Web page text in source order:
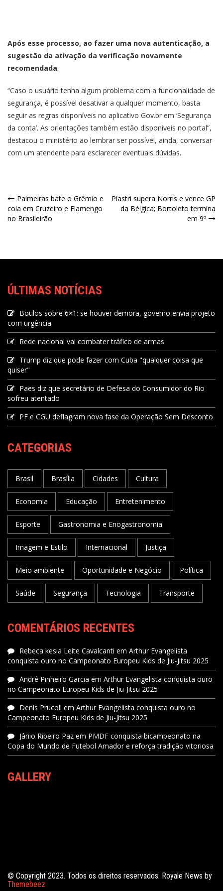
Após esse processo, ao fazer uma nova autenticação, a
sugestão da ativação da verificação novamente
recomendada.
“Caso o usuário tenha algum problema com a funcionalidade de
segurança, é possível desativar a qualquer momento, basta
seguir as regras disponíveis no aplicativo Gov.br em ‘Segurança
da conta’. As orientações também estão disponíveis no portal”,
destacou o ministério ao lembrar ser possível, ainda, conversar
com um atendente para esclarecer eventuais dúvidas.
Palmeiras bate o Grêmio e
cola em Cruzeiro e Flamengo
no Brasileirão
Piastri supera Norris e vence GP
da Bélgica; Bortoleto termina
em 9º
ÚLTIMAS NOTÍCIAS
Boulos sobre 6×1: se houver demora, governo envia projeto
com urgência
Rede nacional vai combater tráfico de armas
Trump diz que pode fazer com Cuba "qualquer coisa que
quiser"
Paes diz que secretário de Defesa do Consumidor do Rio
sofreu atentado
PF e CGU deflagram nova fase da Operação Sem Desconto
CATEGORIAS
Brasil Brasília Cidades Cultura
Economia Educação Entretenimento
Esporte Gastronomia e Enogastronomia
Imagem e Estilo Internacional Justiça
Meio ambiente Oportunidade e Negócio Política
Saúde Segurança Tecnologia Transporte
COMENTÁRIOS RECENTES
Rebeca kesia Leite Cavalcanti em Arthur Evangelista
conquista ouro no Campeonato Europeu Kids de Jiu-Jitsu 2025
André Pinheiro Garcia em Arthur Evangelista conquista ouro
no Campeonato Europeu Kids de Jiu-Jitsu 2025
Denis Prucoli em Arthur Evangelista conquista ouro no
Campeonato Europeu Kids de Jiu-Jitsu 2025
Jânio Ribeiro Paz em PMDF conquista bicampeonato na
Copa do Mundo de Futebol Amador e reforça tradição vitoriosa
GALLERY
© Copyright 2023. Todos os direitos reservados. Royale News by
Themebeez